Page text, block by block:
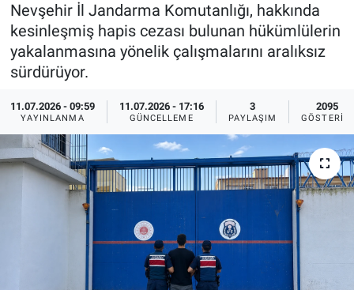
Nevşehir İl Jandarma Komutanlığı, hakkında
kesinleşmiş hapis cezası bulunan hükümlülerin
yakalanmasına yönelik çalışmalarını aralıksız
sürdürüyor.
11.07.2026 - 09:59
YAYINLANMA
11.07.2026 - 17:16
GÜNCELLEME
3
PAYLAŞIM
2095
GÖSTERIM
Sağlık
Yerel
Genel
Asayiş
İlan - Duyuru- Mesaj
Türkiye Gündemi
Sizden Gelenler
Yaşam
Sağlık
İlan - Duyuru- Mesaj
Türkiye Gündemi
Sizden Gelenler